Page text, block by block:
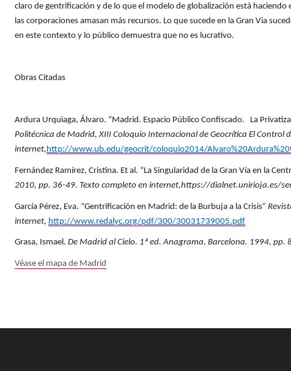
claro de gentrificación y de lo que el modelo de globalización está
las corporaciones amasan más recursos. Lo que sucede en la Gran Via
en este contexto y lo público demuestra que no es lucrativo.
Obras Citadas
Ardura Urquiaga, Álvaro. “Madrid. Espacio Público Confiscado. La
Politécnica de Madrid, XIII Coloquio Internacional de Geocrítica El Control
internet,http://www.ub.edu/geocrit/coloquio2014/
Fernández Ramírez, Cristina. Et al. “La Singularidad de la Gran Vía en la
2010, pp. 36-49. Texto completo en internet,https://dialnet.unirioja.es/
García Pérez, Eva. “Gentrificación en Madrid: de la Burbuja a la Crisis”
internet, http://www.redalyc.org/pdf/300/30031739005.pdf
Grasa, Ismael. De Madrid al Cielo. 1ª ed. Anagrama, Barcelona. 1994, pp.
Véase el mapa de Madrid